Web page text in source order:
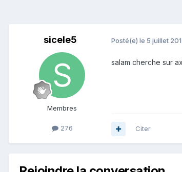
sicele5
Membres
276
Posté(e) le 5 juillet
salam cherche sur
Citer